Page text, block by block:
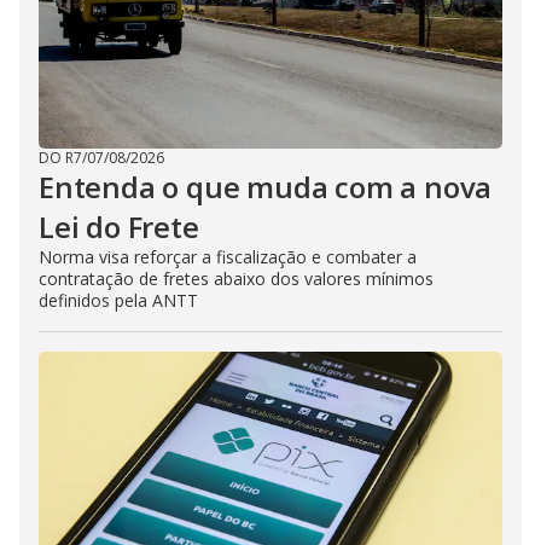
DO R7/07/08/2026
Entenda o que muda com a nova
Lei do Frete
Norma visa reforçar a fiscalização e combater a
contratação de fretes abaixo dos valores mínimos
definidos pela ANTT